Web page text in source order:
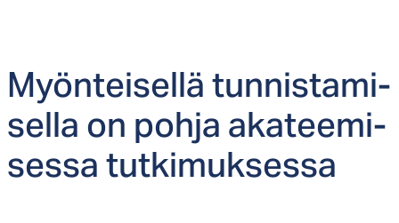
Myön­tei­sel­lä tun­nis­ta­mi­
sel­la on poh­ja aka­tee­mi­
ses­sa tut­ki­muk­ses­sa